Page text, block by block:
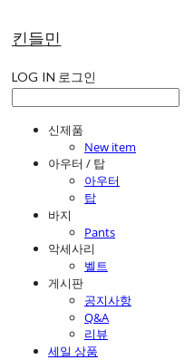
킨들민
LOG IN 로그인
신제품
New item
아우터 / 탑
아우터
탑
바지
Pants
악세사리
벨트
게시판
공지사항
Q&A
리뷰
세일 상품